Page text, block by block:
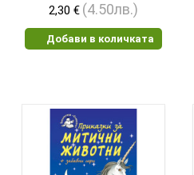
2,30 € (4.50лв.)
Добави в количката